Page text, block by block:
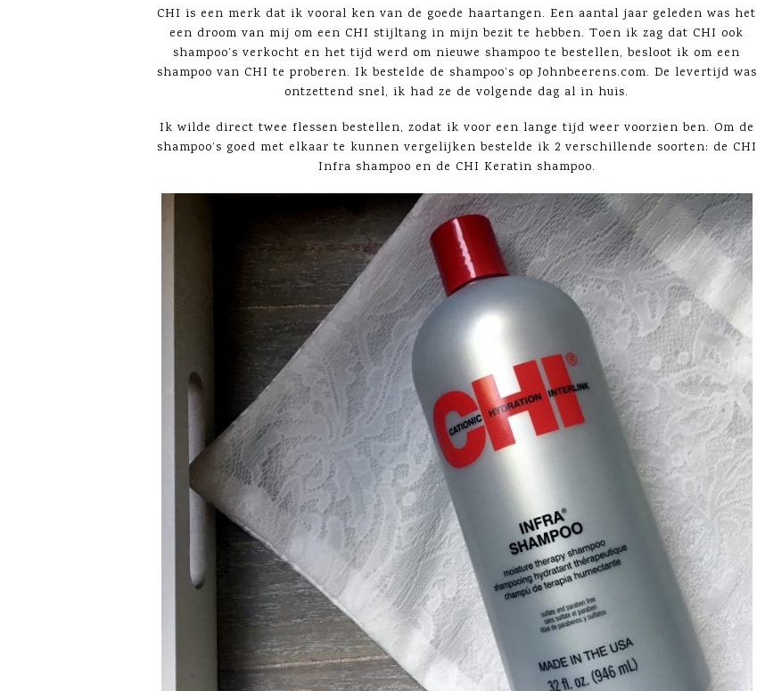
CHI is een merk dat ik vooral ken van de goede haartangen. Een aantal jaar geleden was het
een droom van mij om een CHI stijltang in mijn bezit te hebben. Toen ik zag dat CHI ook
shampoo’s verkocht en het tijd werd om nieuwe shampoo te bestellen, besloot ik om een
shampoo van CHI te proberen. Ik bestelde de shampoo’s op Johnbeerens.com. De levertijd was
ontzettend snel, ik had ze de volgende dag al in huis.
Ik wilde direct twee flessen bestellen, zodat ik voor een lange tijd weer voorzien ben. Om de
shampoo’s goed met elkaar te kunnen vergelijken bestelde ik 2 verschillende soorten: de CHI
Infra shampoo en de CHI Keratin shampoo.